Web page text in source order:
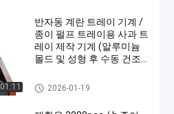
01:11
반자동 계란 트레이 기계 /
종이 펄프 트레이용 사과 트
레이 제작 기계 (알루미늄
몰드 및 성형 후 수동 건조
애플 트레이 성형기
2026-01-19